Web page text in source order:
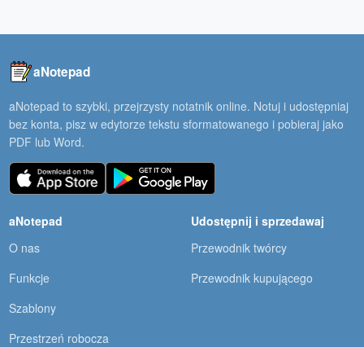
aNotepad
aNotepad to szybki, przejrzysty notatnik online. Notuj i udostępniaj
bez konta, pisz w edytorze tekstu sformatowanego i pobieraj jako
PDF lub Word.
aNotepad
O nas
Funkcje
Szablony
Przestrzeń robocza
Udostępnij i sprzedawaj
Przewodnik twórcy
Przewodnik kupującego